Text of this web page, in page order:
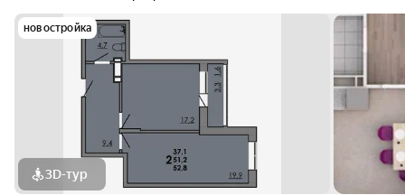
новостройка
3D-тур